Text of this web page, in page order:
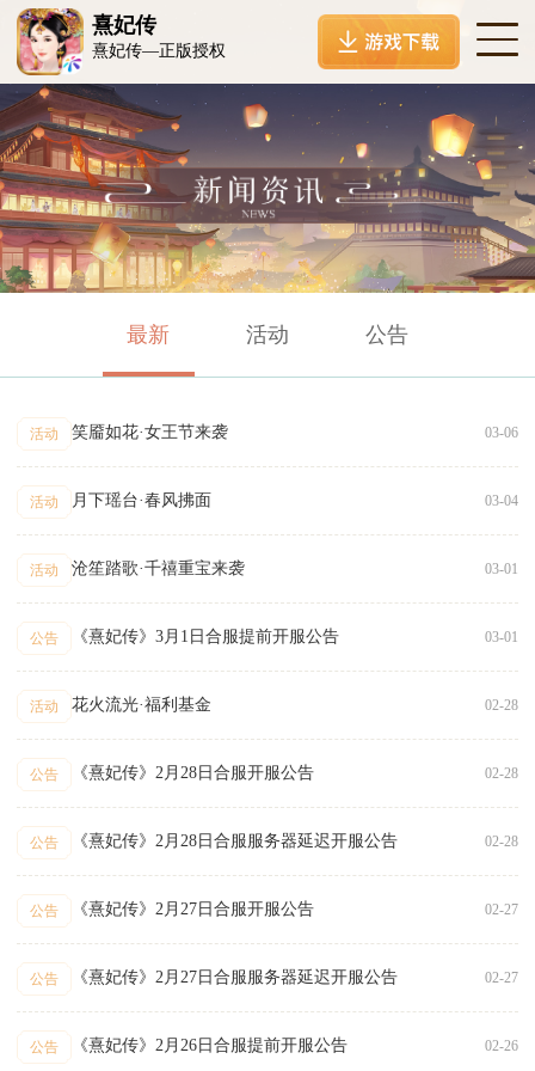
熹妃传
熹妃传—正版授权
最新 活动 公告
活动 笑靥如花·女王节来袭 03-06
活动 月下瑶台·春风拂面 03-04
活动 沧笙踏歌·千禧重宝来袭 03-01
公告 《熹妃传》3月1日合服提前开服公告 03-01
活动 花火流光·福利基金 02-28
公告 《熹妃传》2月28日合服开服公告 02-28
公告 《熹妃传》2月28日合服服务器延迟开服公告 02-28
公告 《熹妃传》2月27日合服开服公告 02-27
公告 《熹妃传》2月27日合服服务器延迟开服公告 02-27
公告 《熹妃传》2月26日合服提前开服公告 02-26